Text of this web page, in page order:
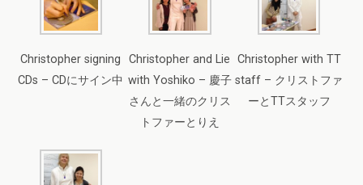
Christopher signing
CDs – CDにサイン中
Christopher and Lie
with Yoshiko – 慶子
さんと一緒のクリス
トファーとりえ
Christopher with TT
staff – クリストファ
ーとTTスタッフ